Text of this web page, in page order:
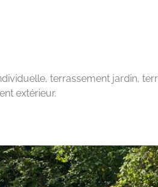
terrassement jardin,
extérieur.